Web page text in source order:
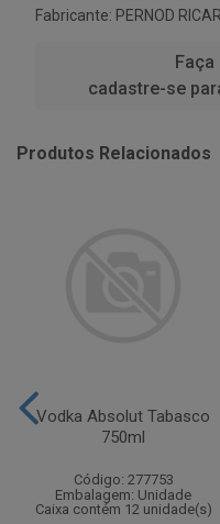
Fabricante: PERNOD
cadastre-se
Produtos Relacionados
Vodka Absolut Tabasco
750ml
Código: 277753
Embalagem: Unidade
Caixa contém 12 unidade(s)